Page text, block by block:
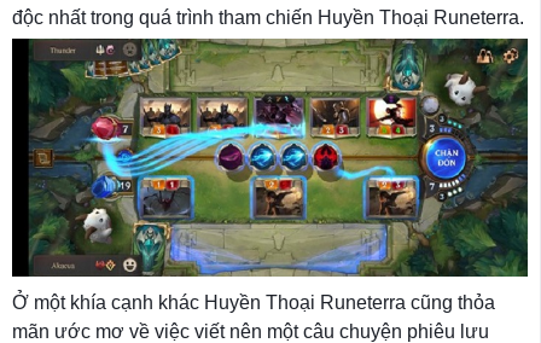
độc nhất trong quá trình tham chiến Huyền Thoại Runeterra.
Ở một khía cạnh khác Huyền Thoại Runeterra cũng thỏa
mãn ước mơ về việc viết nên một câu chuyện phiêu lưu